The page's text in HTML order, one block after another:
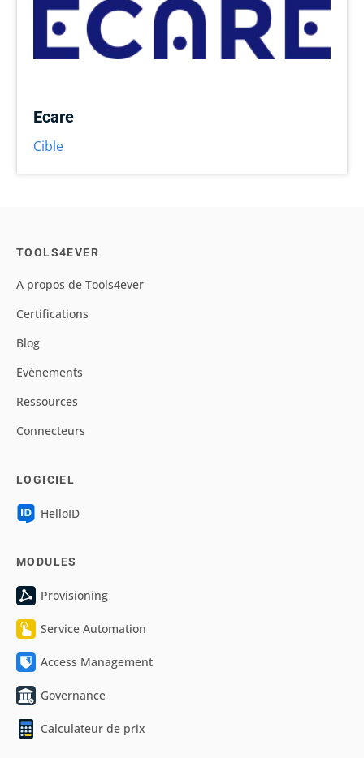
Ecare
Cible
TOOLS4EVER
A propos de Tools4ever
Certifications
Blog
Evénements
Ressources
Connecteurs
LOGICIEL
HelloID
MODULES
Provisioning
Service Automation
Access Management
Governance
Calculateur de prix